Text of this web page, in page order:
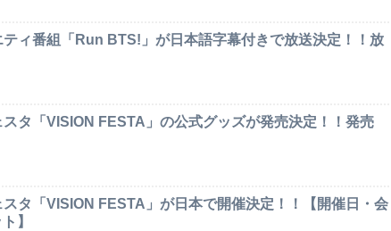
ィ番組「Run BTS!」が日本語字幕付きで放送決定！！放
タ「VISION FESTA」の公式グッズが発売決定！！発売
タ「VISION FESTA」が日本で開催決定！！【開催日・会
】